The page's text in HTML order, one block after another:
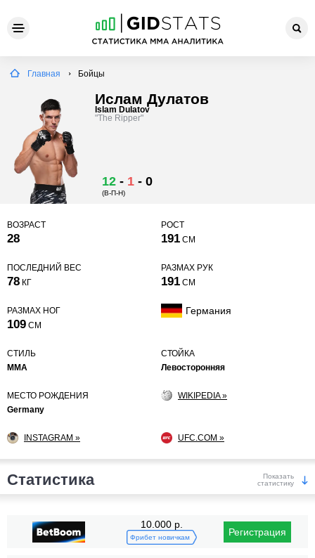
Главная Бойцы
Ислам Дулатов
Islam Dulatov
"The Ripper"
12 - 1 - 0
(В-П-Н)
ВОЗРАСТ
28
РОСТ
191 СМ
ПОСЛЕДНИЙ ВЕС
78 КГ
РАЗМАХ РУК
191 СМ
РАЗМАХ НОГ
109 СМ
Германия
СТИЛЬ
MMA
СТОЙКА
Левосторонняя
МЕСТО РОЖДЕНИЯ
Germany
WIKIPEDIA »
INSTAGRAM » UFC.COM »
Статистика
Показать
статистику
Победы
10.000 р.
Фрибет новичкам Регистрация